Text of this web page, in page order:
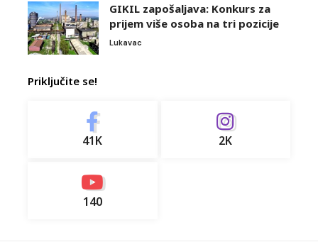
GIKIL zapošaljava: Konkurs za
prijem više osoba na tri pozicije
Lukavac
Priključite se!
41K 2K
140